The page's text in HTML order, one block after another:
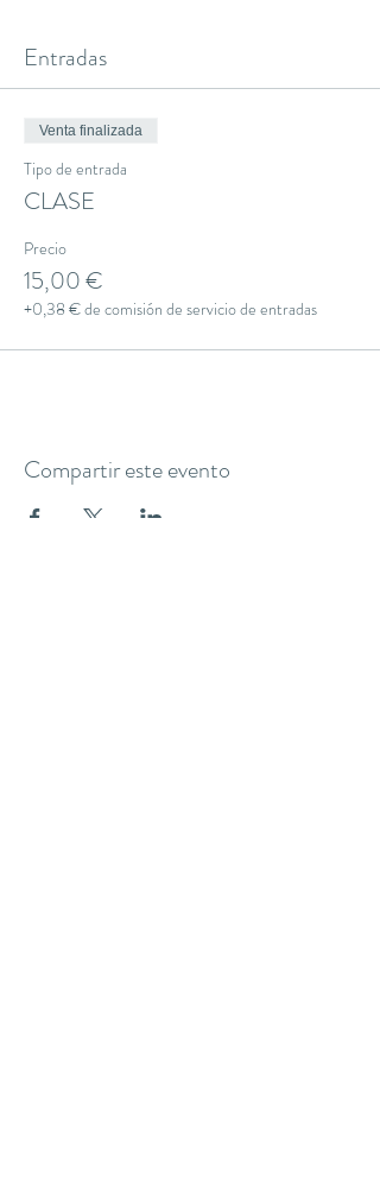
Entradas
Venta finalizada
Tipo de entrada
CLASE
Precio
15,00 €
+0,38 € de comisión de servicio de entradas
Compartir este evento